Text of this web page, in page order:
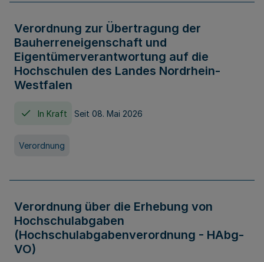
Verordnung zur Übertragung der
Bauherreneigenschaft und
Eigentümerverantwortung auf die
Hochschulen des Landes Nordrhein-
Westfalen
In Kraft Seit 08. Mai 2026
Verordnung
Verordnung über die Erhebung von
Hochschulabgaben
(Hochschulabgabenverordnung - HAbg-
VO)